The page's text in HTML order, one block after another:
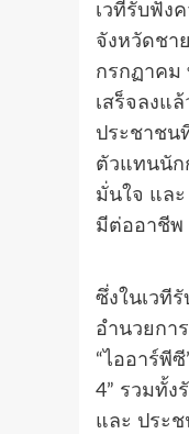
เวทีรับฟัง
จังหวัดชา
กรกฏาคม
เสร็จลงแ
ประชาชน
ตัวแทนนัก
มั่นใจ แล
มีต่ออาชีพ
ซึ่งในเวที
อำนวยกา
“ไออาร์พี
4” รวมทั้
และ ประ